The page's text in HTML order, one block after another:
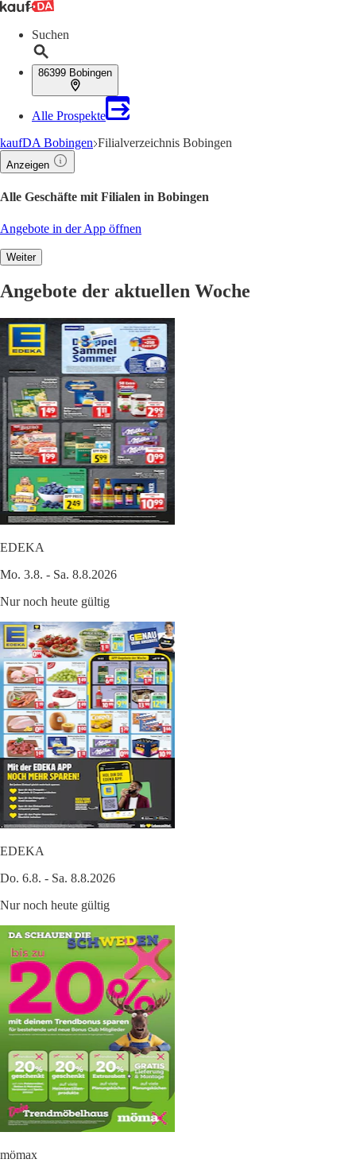
Suchen
86399 Bobingen
Alle Prospekte
kaufDA Bobingen Filialverzeichnis Bobingen
Anzeigen
Alle Geschäfte mit Filialen in Bobingen
Angebote in der App öffnen
Weiter
Angebote der aktuellen Woche
EDEKA
Mo. 3.8. - Sa. 8.8.2026
Nur noch heute gültig
EDEKA
Do. 6.8. - Sa. 8.8.2026
Nur noch heute gültig
mömax